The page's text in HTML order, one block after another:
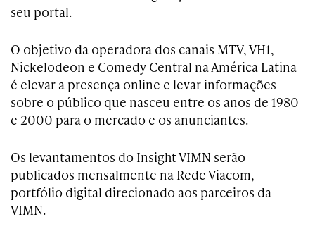
seu portal.
O objetivo da operadora dos canais MTV, VH1,
Nickelodeon e Comedy Central na América Latina
é elevar a presença online e levar informações
sobre o público que nasceu entre os anos de 1980
e 2000 para o mercado e os anunciantes.
Os levantamentos do Insight VIMN serão
publicados mensalmente na Rede Viacom,
portfólio digital direcionado aos parceiros da
VIMN.